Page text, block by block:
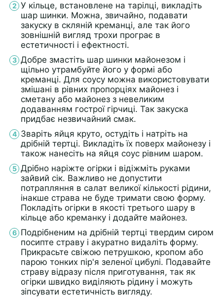
У кільце, встановлене на тарілці, викладіть
шар шинки. Можна, звичайно, подавати
закуску в скляній креманці, але так його
зовнішній вигляд трохи програє в
естетичності і ефектності.
Добре змастіть шар шинки майонезом і
щільно утрамбуйте його у формі або
креманці. Для соусу можна використовувати
змішані в рівних пропорціях майонез і
сметану або майонез з невеликим
додаванням гострої гірчиці. Так закуска
придбає незвичайний смак.
Зваріть яйця круто, остудіть і натріть на
дрібній тертці. Викладіть їх поверх майонезу і
також нанесіть на яйця соус рівним шаром.
Дрібно наріжте огірки і відіжміть руками
зайвий сік. Важливо не допустити
потрапляння в салат великої кількості рідини,
інакше страва не буде тримати свою форму.
Покладіть огірки в якості третього шару в
кільце або креманку і додайте майонез.
Подрібненим на дрібній тертці твердим сиром
посипте страву і акуратно видаліть форму.
Прикрасьте свіжою петрушкою, кропом або
парою тонких пір'я зеленої цибулі. Подавайте
страву відразу після приготування, так як
огірки швидко виділяють рідину і можуть
зіпсувати естетичність вигляду.